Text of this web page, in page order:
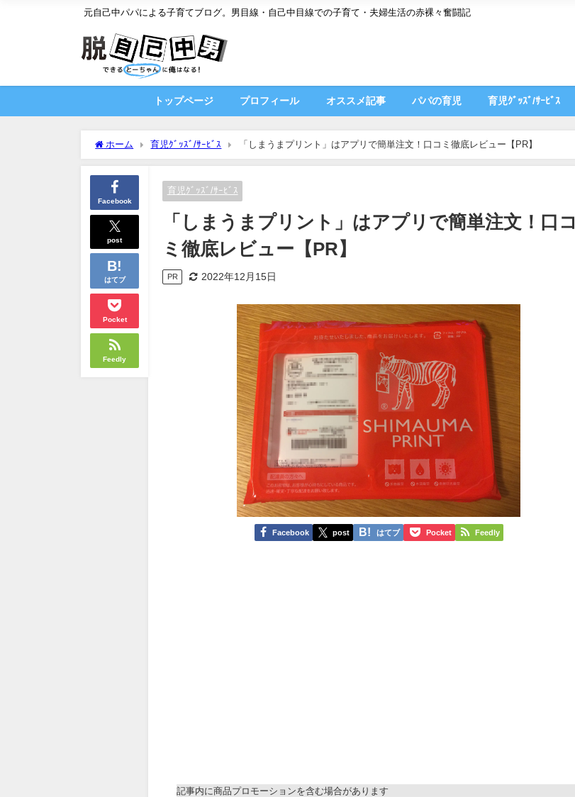
元自己中パパによる子育てブログ。男目線・自己中目線での子育て・夫婦生活の赤裸々奮闘記
トップページ プロフィール オススメ記事 パパの育児 育児ｸﾞｯｽﾞ/ｻｰﾋﾞｽ
ホーム 育児ｸﾞｯｽﾞ/ｻｰﾋﾞｽ 「しまうまプリント」はアプリで簡単注文！口コミ徹底レビュー【PR】
Facebook
post
はてブ
Pocket
Feedly
育児ｸﾞｯｽﾞ/ｻｰﾋﾞｽ
「しまうまプリント」はアプリで簡単注文！口コ
ミ徹底レビュー【PR】
PR 2022年12月15日
Facebook post はてブ Pocket Feedly
記事内に商品プロモーションを含む場合があります